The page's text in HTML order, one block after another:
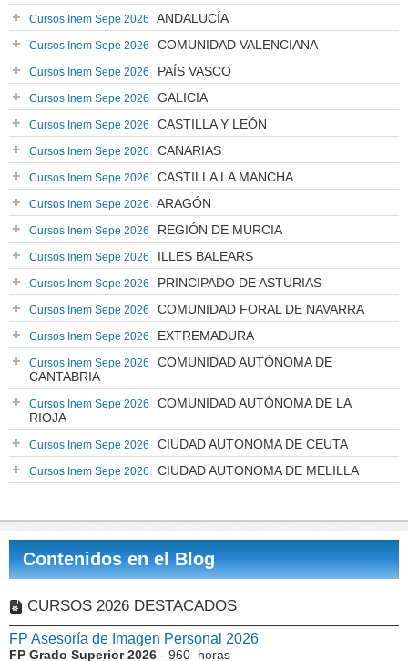
Cursos Inem Sepe 2026 ANDALUCÍA
Cursos Inem Sepe 2026 COMUNIDAD VALENCIANA
Cursos Inem Sepe 2026 PAÍS VASCO
Cursos Inem Sepe 2026 GALICIA
Cursos Inem Sepe 2026 CASTILLA Y LEÓN
Cursos Inem Sepe 2026 CANARIAS
Cursos Inem Sepe 2026 CASTILLA LA MANCHA
Cursos Inem Sepe 2026 ARAGÓN
Cursos Inem Sepe 2026 REGIÓN DE MURCIA
Cursos Inem Sepe 2026 ILLES BALEARS
Cursos Inem Sepe 2026 PRINCIPADO DE ASTURIAS
Cursos Inem Sepe 2026 COMUNIDAD FORAL DE NAVARRA
Cursos Inem Sepe 2026 EXTREMADURA
Cursos Inem Sepe 2026
COMUNIDAD AUTÓNOMA DE
CANTABRIA
Cursos Inem Sepe 2026
COMUNIDAD AUTÓNOMA DE LA
RIOJA
Cursos Inem Sepe 2026 CIUDAD AUTONOMA DE CEUTA
Cursos Inem Sepe 2026 CIUDAD AUTONOMA DE MELILLA
Contenidos en el Blog
CURSOS 2026 DESTACADOS
FP Asesoría de Imagen Personal 2026
FP Grado Superior 2026 - 960 horas